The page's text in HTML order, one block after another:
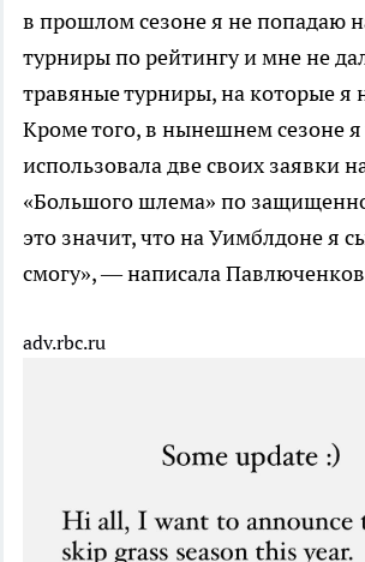
в прошлом сезоне я не попадаю
турниры по рейтингу и мне не
травяные турниры, на которые я
Кроме того, в нынешнем сезоне
использовала две своих заявки
«Большого шлема» по
это значит, что на Уимблдоне я
смогу», — написала
adv.rbc.ru